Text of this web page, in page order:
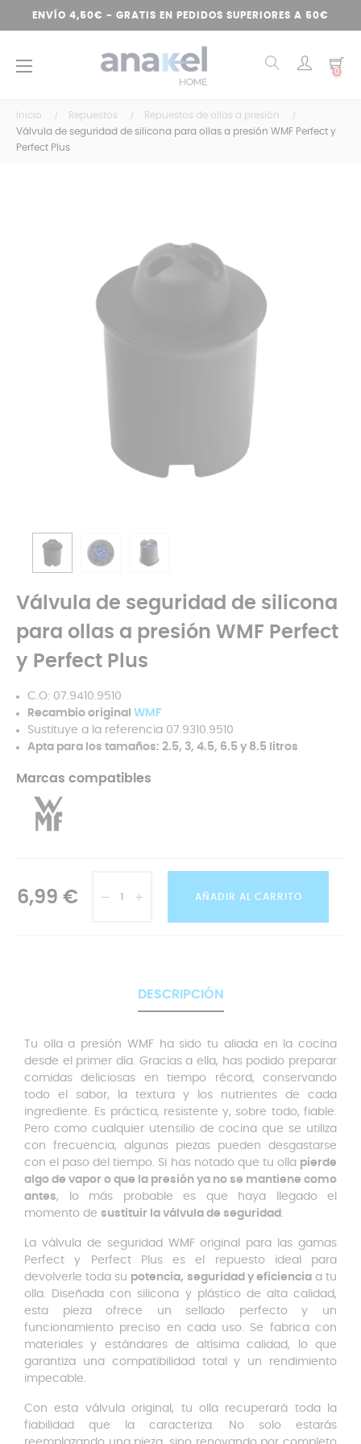
ENVÍO 4,50€ - GRATIS EN PEDIDOS SUPERIORES A 50€
Navegación
☰ 0
Inicio Repuestos
Repuestos de ollas a presión
Válvula de seguridad de silicona para ollas a presión WMF Perfect y
Perfect Plus
Válvula de seguridad de silicona
para ollas a presión WMF Perfect
y Perfect Plus
C.O: 07.9410.9510
Recambio original WMF
Sustituye a la referencia 07.9310.9510
Apta para los tamaños: 2.5, 3, 4.5, 6.5 y 8.5 litros
Marcas compatibles
6,99 € AÑADIR AL CARRITO
DESCRIPCIÓN
Tu olla a presión WMF ha sido tu aliada en la cocina
desde el primer día. Gracias a ella, has podido preparar
comidas deliciosas en tiempo récord, conservando
todo el sabor, la textura y los nutrientes de cada
ingrediente. Es práctica, resistente y, sobre todo, fiable.
Pero como cualquier utensilio de cocina que se utiliza
con frecuencia, algunas piezas pueden desgastarse
con el paso del tiempo. Si has notado que tu olla pierde
algo de vapor o que la presión ya no se mantiene como
antes, lo más probable es que haya llegado el
momento de sustituir la válvula de seguridad .
La válvula de seguridad WMF original para las gamas
Perfect y Perfect Plus es el repuesto ideal para
devolverle toda su potencia, seguridad y eficienciaa tu
olla. Diseñada con silicona y plástico de alta calidad,
esta pieza ofrece un sellado perfecto y un
funcionamiento preciso en cada uso. Se fabrica con
materiales y estándares de altísima calidad, lo que
garantiza una compatibilidad total y un rendimiento
impecable.
Con esta válvula original, tu olla recuperará toda la
fiabilidad que la caracteriza. No solo estarás